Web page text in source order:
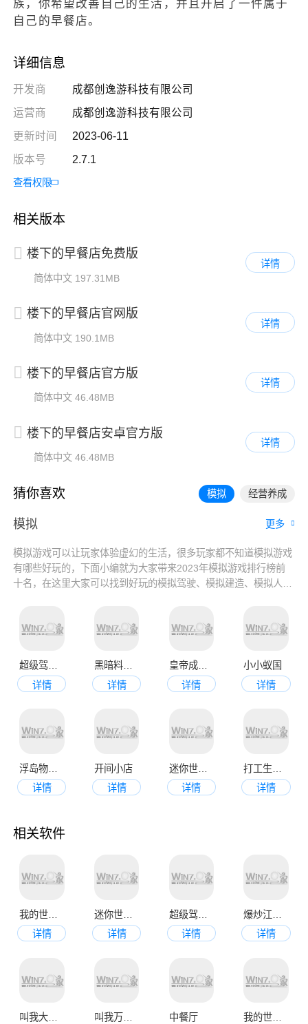
族，你希望改善自己的生活，并且开启了一件属于
自己的早餐店。
详细信息
开发商
成都创逸游科技有限公司
运营商
成都创逸游科技有限公司
更新时间
2023-06-11
版本号
2.7.1
查看权限
相关版本
楼下的早餐店免费版
简体中文 197.31MB
详情
楼下的早餐店官网版
简体中文 190.1MB
详情
楼下的早餐店官方版
简体中文 46.48MB
详情
楼下的早餐店安卓官方版
简体中文 46.48MB
详情
猜你喜欢 模拟 经营养成
模拟 更多
模拟游戏可以让玩家体验虚幻的生活，很多玩家都不知道模拟游戏
有哪些好玩的，下面小编就为大家带来2023年模拟游戏排行榜前
十名，在这里大家可以找到好玩的模拟驾驶、模拟建造、模拟人生
超级驾驶公交车模拟器
详情
黑暗料理王
详情
皇帝成长计划2
详情
小小蚁国
详情
浮岛物语最新中文版
详情
开间小店
详情
迷你世界官服版
详情
详情
相关软件
我的世界九游版
详情
迷你世界免费正版
详情
详情
详情
叫我大掌柜
叫我万岁爷官方版
中餐厅
我的世界九游版